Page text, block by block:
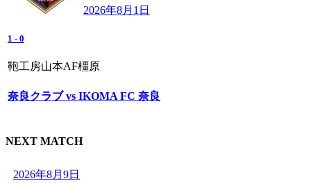
2026年8月1日
1 - 0
鞄工房山本AF橿原
奈良クラブ vs IKOMA FC 奈良
NEXT MATCH
2026年8月9日